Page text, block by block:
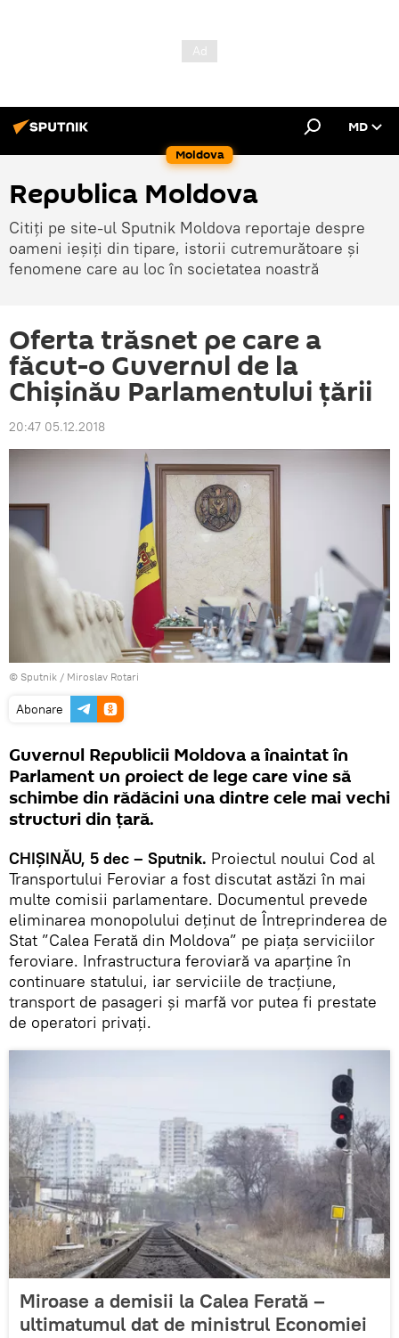
Moldova
MD
Republica Moldova
Citiți pe site-ul Sputnik Moldova reportaje despre
oameni ieșiți din tipare, istorii cutremurătoare și
fenomene care au loc în societatea noastră
Oferta trăsnet pe care a
făcut-o Guvernul de la
Chișinău Parlamentului țării
20:47 05.12.2018
© Sputnik / Miroslav Rotari
Abonare
Guvernul Republicii Moldova a înaintat în
Parlament un proiect de lege care vine să
schimbe din rădăcini una dintre cele mai vechi
structuri din țară.
CHIȘINĂU, 5 dec – Sputnik. Proiectul noului Cod al
Transportului Feroviar a fost discutat astăzi în mai
multe comisii parlamentare. Documentul prevede
eliminarea monopolului deținut de Întreprinderea de
Stat ”Calea Ferată din Moldova” pe piața serviciilor
feroviare. Infrastructura feroviară va aparține în
continuare statului, iar serviciile de tracțiune,
transport de pasageri și marfă vor putea fi prestate
de operatori privați.
Miroase a demisii la Calea Ferată –
ultimatumul dat de ministrul Economiei